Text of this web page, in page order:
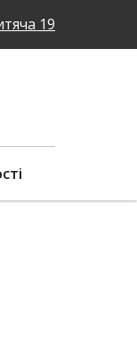
19